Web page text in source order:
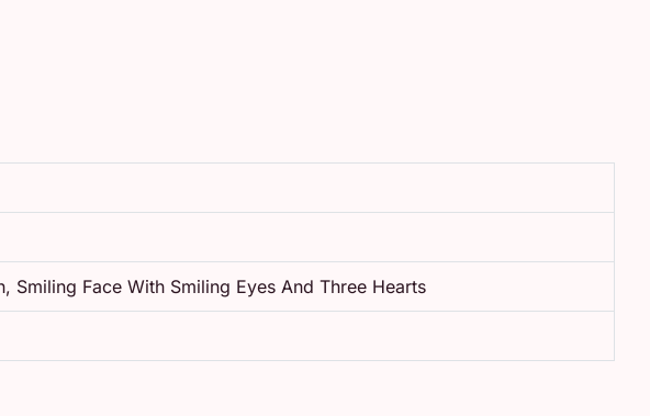
Smiling Face With Smiling Eyes And Three Hearts